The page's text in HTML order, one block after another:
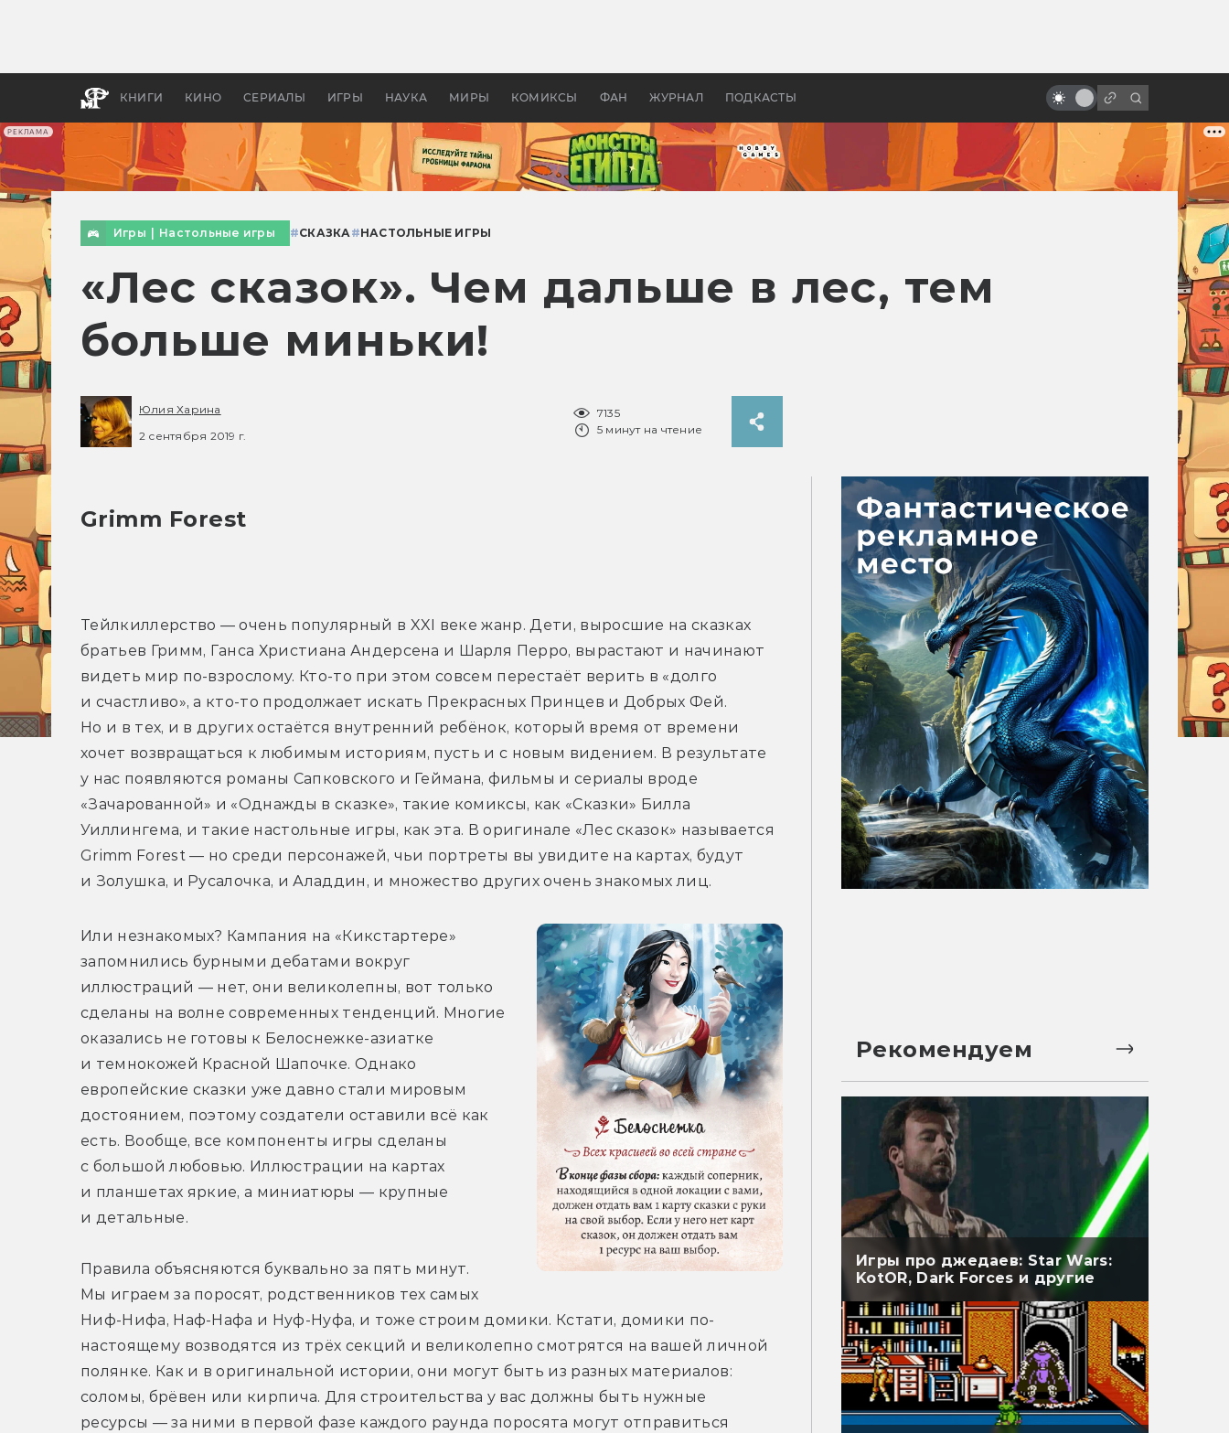
РЕКЛАМА
КНИГИ КИНО СЕРИАЛЫ ИГРЫ НАУКА МИРЫ КОМИКСЫ ФАН ЖУРНАЛ ПОДКАСТЫ
бы «Властелина колец»
Древней Грецией
ужасов: от «Вия» до «Гоголя»
Игры Настольные игры #СКАЗКА#НАСТОЛЬНЫЕ ИГРЫ
«Лес сказок». Чем дальше в лес, тем
больше миньки!
Юлия Харина
2 сентября 2019 г.
7135
5 минут на чтение
Grimm Forest
Тейлкиллерство — очень популярный в XXI веке жанр. Дети, выросшие на сказках
братьев Гримм, Ганса Христиана Андерсена и Шарля Перро, вырастают и начинают
видеть мир по-взрослому. Кто-то при этом совсем перестаёт верить в «долго
и счастливо», а кто-то продолжает искать Прекрасных Принцев и Добрых Фей.
Но и в тех, и в других остаётся внутренний ребёнок, который время от времени
хочет возвращаться к любимым историям, пусть и с новым видением. В результате
у нас появляются романы Сапковского и Геймана, фильмы и сериалы вроде
«Зачарованной» и «Однажды в сказке», такие комиксы, как «Сказки» Билла
Уиллингема, и такие настольные игры, как эта. В оригинале «Лес сказок» называется
Grimm Forest — но среди персонажей, чьи портреты вы увидите на картах, будут
и Золушка, и Русалочка, и Аладдин, и множество других очень знакомых лиц.
Или незнакомых? Кампания на «Кикстартере»
запомнились бурными дебатами вокруг
иллюстраций — нет, они великолепны, вот только
сделаны на волне современных тенденций. Многие
оказались не готовы к Белоснежке-азиатке
и темнокожей Красной Шапочке. Однако
европейские сказки уже давно стали мировым
достоянием, поэтому создатели оставили всё как
есть. Вообще, все компоненты игры сделаны
с большой любовью. Иллюстрации на картах
и планшетах яркие, а миниатюры — крупные
и детальные.
Правила объясняются буквально за пять минут.
Мы играем за поросят, родственников тех самых
Ниф-Нифа, Наф-Нафа и Нуф-Нуфа, и тоже строим домики. Кстати, домики по-
настоящему возводятся из трёх секций и великолепно смотрятся на вашей личной
полянке. Как и в оригинальной истории, они могут быть из разных материалов:
соломы, брёвен или кирпича. Для строительства у вас должны быть нужные
ресурсы — за ними в первой фазе каждого раунда поросята могут отправиться
Рекомендуем
Игры про джедаев: Star Wars:
KotOR, Dark Forces и другие